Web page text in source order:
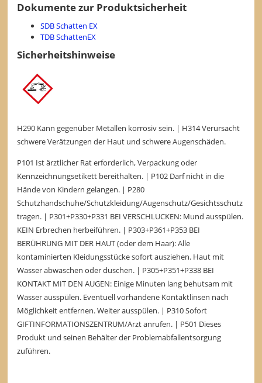
Dokumente zur Produktsicherheit
SDB Schatten EX
TDB SchattenEX
Sicherheitshinweise
H290 Kann gegenüber Metallen korrosiv sein. | H314 Verursacht
schwere Verätzungen der Haut und schwere Augenschäden.
P101 Ist ärztlicher Rat erforderlich, Verpackung oder
Kennzeichnungsetikett bereithalten. | P102 Darf nicht in die
Hände von Kindern gelangen. | P280
Schutzhandschuhe/Schutzkleidung/Augenschutz/Gesichtsschutz
tragen. | P301+P330+P331 BEI VERSCHLUCKEN: Mund ausspülen.
KEIN Erbrechen herbeiführen. | P303+P361+P353 BEI
BERÜHRUNG MIT DER HAUT (oder dem Haar): Alle
kontaminierten Kleidungsstücke sofort ausziehen. Haut mit
Wasser abwaschen oder duschen. | P305+P351+P338 BEI
KONTAKT MIT DEN AUGEN: Einige Minuten lang behutsam mit
Wasser ausspülen. Eventuell vorhandene Kontaktlinsen nach
Möglichkeit entfernen. Weiter ausspülen. | P310 Sofort
GIFTINFORMATIONSZENTRUM/Arzt anrufen. | P501 Dieses
Produkt und seinen Behälter der Problemabfallentsorgung
zuführen.